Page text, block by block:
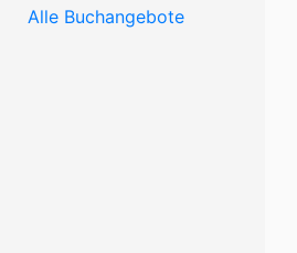
Alle Buchangebote